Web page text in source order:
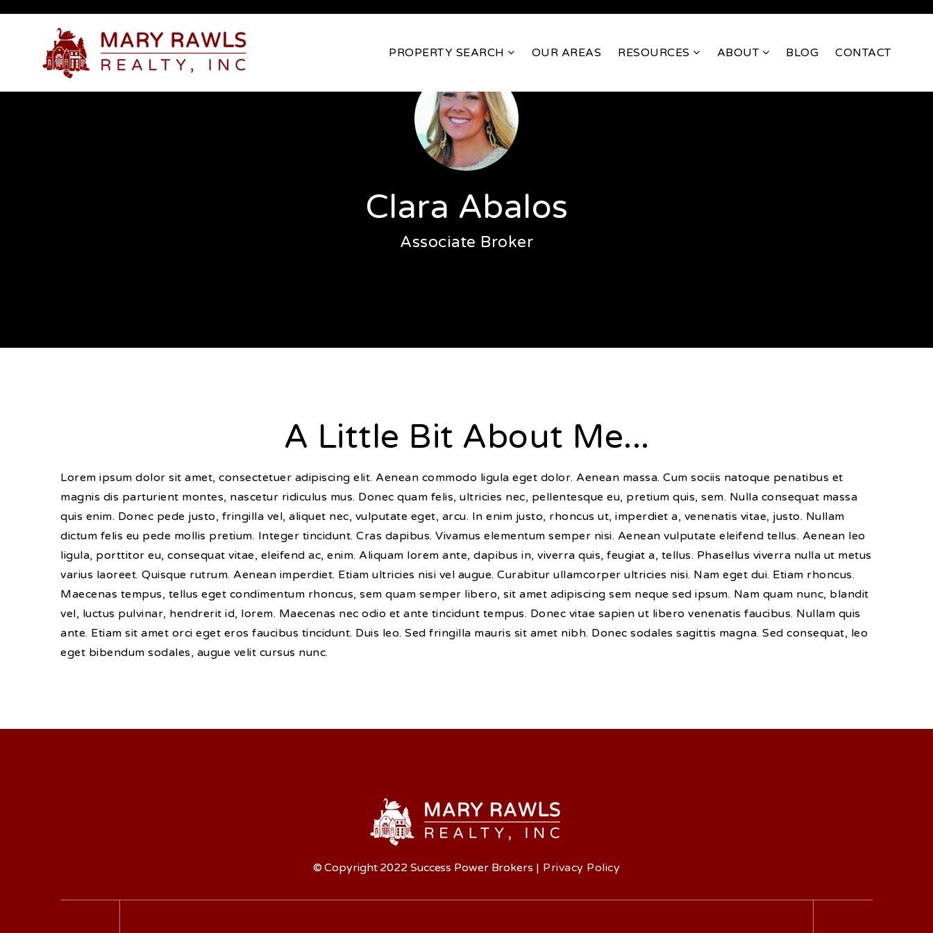
PROPERTY SEARCH OUR AREAS RESOURCES ABOUT BLOG CONTACT
Clara Abalos
Associate Broker
A Little Bit About Me...
Lorem ipsum dolor sit amet, consectetuer adipiscing elit. Aenean commodo ligula eget dolor. Aenean massa. Cum sociis natoque penatibus et
magnis dis parturient montes, nascetur ridiculus mus. Donec quam felis, ultricies nec, pellentesque eu, pretium quis, sem. Nulla consequat massa
quis enim. Donec pede justo, fringilla vel, aliquet nec, vulputate eget, arcu. In enim justo, rhoncus ut, imperdiet a, venenatis vitae, justo. Nullam
dictum felis eu pede mollis pretium. Integer tincidunt. Cras dapibus. Vivamus elementum semper nisi. Aenean vulputate eleifend tellus. Aenean leo
ligula, porttitor eu, consequat vitae, eleifend ac, enim. Aliquam lorem ante, dapibus in, viverra quis, feugiat a, tellus. Phasellus viverra nulla ut metus
varius laoreet. Quisque rutrum. Aenean imperdiet. Etiam ultricies nisi vel augue. Curabitur ullamcorper ultricies nisi. Nam eget dui. Etiam rhoncus.
Maecenas tempus, tellus eget condimentum rhoncus, sem quam semper libero, sit amet adipiscing sem neque sed ipsum. Nam quam nunc, blandit
vel, luctus pulvinar, hendrerit id, lorem. Maecenas nec odio et ante tincidunt tempus. Donec vitae sapien ut libero venenatis faucibus. Nullam quis
ante. Etiam sit amet orci eget eros faucibus tincidunt. Duis leo. Sed fringilla mauris sit amet nibh. Donec sodales sagittis magna. Sed consequat, leo
eget bibendum sodales, augue velit cursus nunc.
© Copyright 2022 Success Power Brokers | Privacy Policy